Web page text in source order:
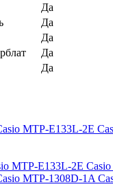
Да
Да
Да
Да
Да
MTP-E133L-2E Casio